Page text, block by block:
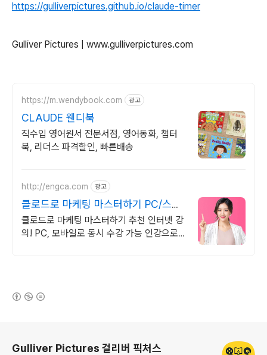
https://gulliverpictures.github.io/claude-timer
Gulliver Pictures | www.gulliverpictures.com
https://m.wendybook.com 광고
CLAUDE 웬디북
직수입 영어원서 전문서점, 영어동화, 챕터
북, 리더스 파격할인, 빠른배송
http://engca.com 광고
클로드로 마케팅 마스터하기 PC/스마
트폰 동영상강의
클로드로 마케팅 마스터하기 추천 인터넷 강
의! PC, 모바일로 동시 수강 가능 인강으로
Gulliver Pictures 걸리버 픽처스